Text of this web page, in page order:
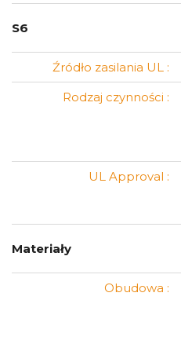
S6
Źródło zasilania UL :
Rodzaj czynności :
UL Approval :
Materiały
Obudowa :